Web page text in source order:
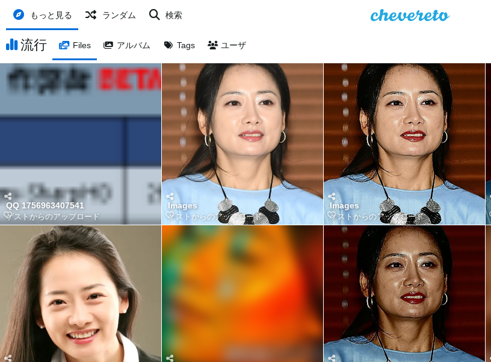
もっと見る ランダム 検索
流行 Files アルバム Tags ユーザ
QQ 1756963407541
ゲストからのアップロード
Images
ゲストからのアップロード
Images
ゲストからのアップロード